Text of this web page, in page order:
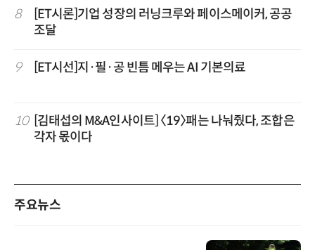
8
[ET시론]기업 성장의 러닝크루와 페이스메이커, 공공
조달
9 [ET시선]지·필·공 빈틈 메우는 AI 기본의료
10
[김태섭의 M&A인사이트] 〈19〉패는 나눠줬다, 조합은
각자 몫이다
주요뉴스